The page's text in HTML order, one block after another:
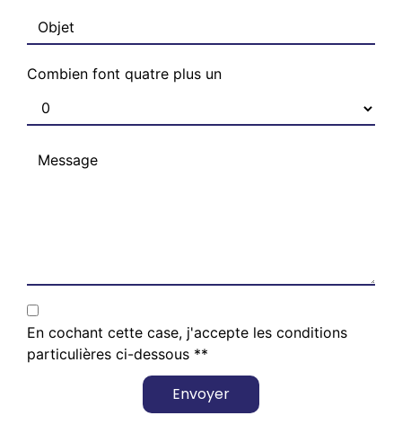
Combien font quatre plus un
En cochant cette case, j'accepte les conditions
particulières ci-dessous **
Envoyer